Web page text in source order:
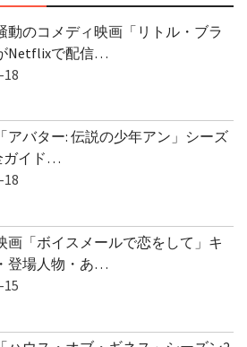
動のコメディ映画「リトル・ブラ
Netflixで配信…
18
アバター: 伝説の少年アン」シーズ
ガイド…
18
画「ボイスメールで恋をして」キ
登場人物・あ…
15